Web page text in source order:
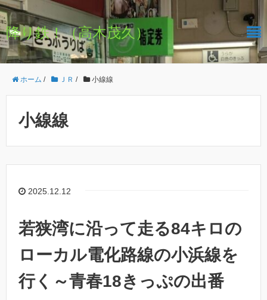
降り鉄！（高木茂久）
ホーム / ＪＲ / 小線線
小線線
2025.12.12
若狭湾に沿って走る84キロの
ローカル電化路線の小浜線を
行く～青春18きっぷの出番